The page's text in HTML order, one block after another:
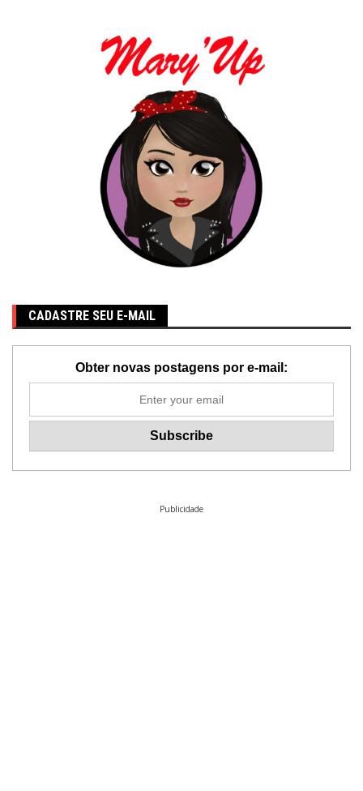
CADASTRE SEU E-MAIL
Obter novas postagens por e-mail:
Publicidade